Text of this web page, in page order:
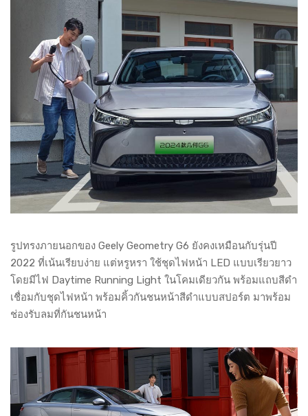
รูปทรงภายนอกของ Geely Geometry G6 ยังคงเหมือนกับรุ่นปี
2022 ที่เน้นเรียบง่าย แต่หรูหรา ใช้ชุดไฟหน้า LED แบบเรียวยาว
โดยมีไฟ Daytime Running Light ในโคมเดียวกัน พร้อมแถบสีดำ
เชื่อมกับชุดไฟหน้า พร้อมคิ้วกันชนหน้าสีดำแบบสปอร์ต มาพร้อม
ช่องรับลมที่กันชนหน้า